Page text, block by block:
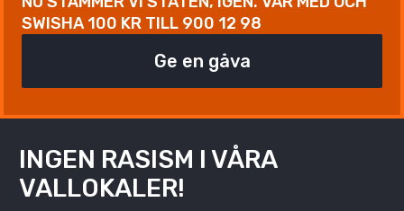
SWISHA 100 KR TILL 900 12 98
Ge en gåva
INGEN RASISM I VÅRA
VALLOKALER!